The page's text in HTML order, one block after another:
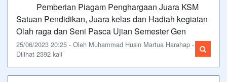
Pemberian Piagam Penghargaan Juara KSM
Satuan Pendidikan, Juara kelas dan Hadiah kegiatan
Olah raga dan Seni Pasca Ujian Semester Gen
25/06/2023 20:25 - Oleh Muhammad Husin Martua Harahap -
Dilihat 2392 kali